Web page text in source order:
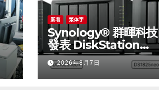
新着 繁体字
Synology® 群暉科技
發表 DiskStation
neo+ 系列，以低入手
門檻享有高效能體驗
2026年8月7日